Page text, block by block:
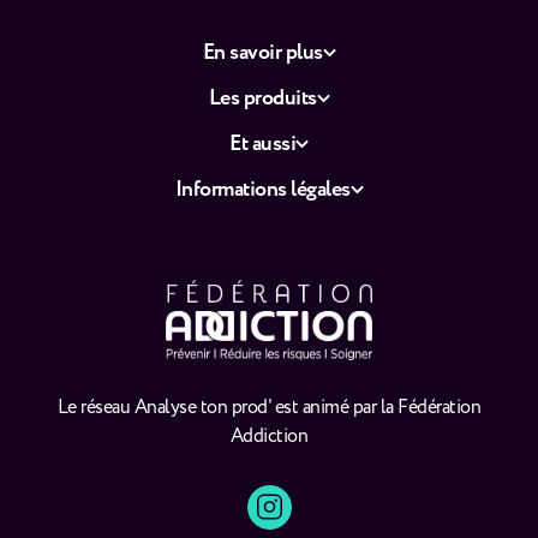
Le réseau Analyse ton prod' est animé par la Fédération
Addiction
En savoir plus
Les produits
Et aussi
Informations légales